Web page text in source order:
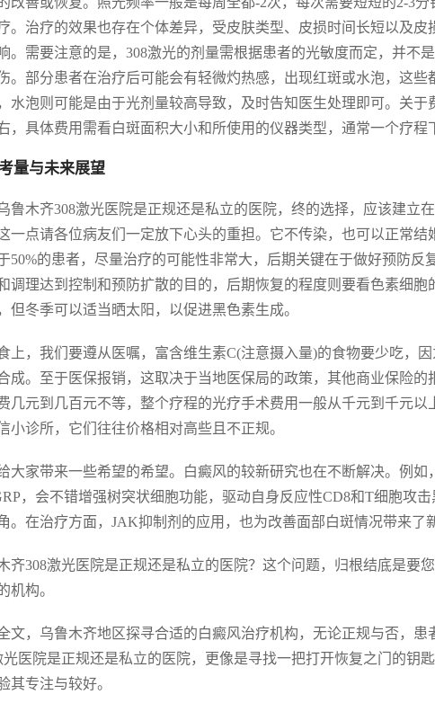
。治疗的效果也存在个体差异，受皮肤类型、皮损时间长短以及皮
。需要注意的是，308激光的剂量需根据患者的光敏度而定，并不
。部分患者在治疗后可能会有轻微灼热感，出现红斑或水泡，这
水泡则可能是由于光剂量较高导致，及时告知医生处理即可。关
，具体费用需看白斑面积大小和所使用的仪器类型，通常一个疗程
量与未来展望
鲁木齐308激光医院是正规还是私立的医院，终的选择，应该建立
一点请各位病友们一定放下心头的重担。它不传染，也可以正常结
50%的患者，尽量治疗的可能性非常大，后期关键在于做好预防反
调理达到控制和预防扩散的目的，后期恢复的程度则要看色素细
但冬季可以适当晒太阳，以促进黑色素生成。
上，我们要遵从医嘱，富含维生素C(注意摄入量)的食物要少吃，
成。至于医保报销，这取决于当地医保局的政策，其他商业保险的
几元到几百元不等，整个疗程的光疗手术费用一般从千元到千元
小诊所，它们往往价格相对高些且不正规。
大家带来一些希望的希望。白癜风的较新研究也在不断解决。例
，会不错增强树突状细胞功能，驱动自身反应性CD8和T细胞攻
。在治疗方面，JAK抑制剂的应用，也为改善面部白斑情况带来了
齐308激光医院是正规还是私立的医院？这个问题，归根结底是要
机构。
文，乌鲁木齐地区探寻合适的白癜风治疗机构，无论正规与否，
光医院是正规还是私立的医院，更像是寻找一把打开恢复之门的钥
其专注与较好。